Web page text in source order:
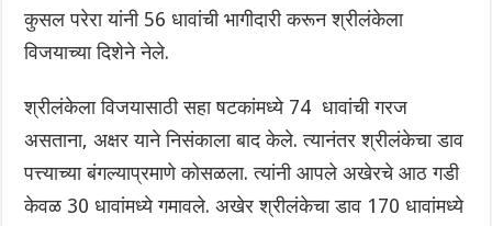
कुसल परेरा यांनी 56 धावांची भागीदारी करून श्रीलंकेला
विजयाच्या दिशेने नेले.
श्रीलंकेला विजयासाठी सहा षटकांमध्ये 74 धावांची गरज
असताना, अक्षर याने निसंकाला बाद केले. त्यानंतर श्रीलंकेचा डाव
पत्त्याच्या बंगल्याप्रमाणे कोसळला. त्यांनी आपले अखेरचे आठ गडी
केवळ 30 धावांमध्ये गमावले. अखेर श्रीलंकेचा डाव 170 धावांमध्ये